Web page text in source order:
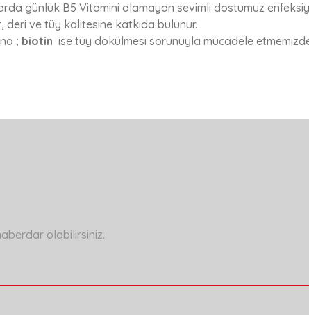
günlük B5 Vitamini alamayan sevimli dostumuz
deri ve tüy kalitesine katkıda bulunur.
; biotin ise tüy dökülmesi sorunuyla mücadele etmemizde
olabilirsiniz.